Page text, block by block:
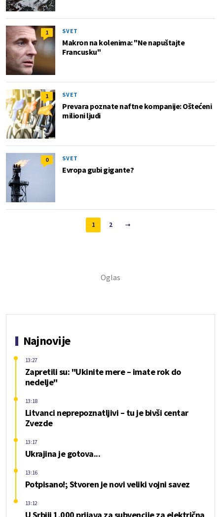
1 SVET
Makron na kolenima: "Ne napuštajte
Francusku"
1 SVET
Prevara poznate naftne kompanije: Oštećeni
milioni ljudi
0 SVET
Evropa gubi gigante?
1 2
Najnovije
Zapretili su: "Ukinite mere – imate rok do
nedelje"
13:27
Litvanci neprepoznatljivi – tu je bivši centar
Zvezde
13:18
Ukrajina je gotova...
13:17
Potpisano!; Stvoren je novi veliki vojni savez
13:16
13:12